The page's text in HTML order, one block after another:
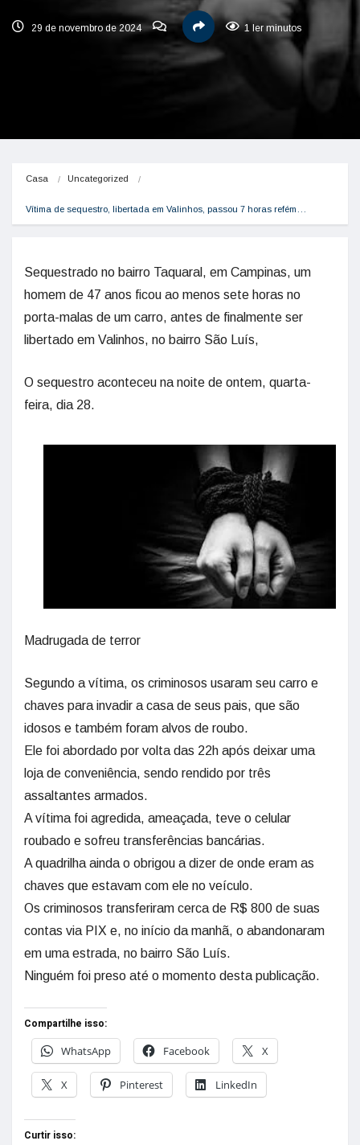
29 de novembro de 2024 1 ler minutos
Casa Uncategorized
Vítima de sequestro, libertada em Valinhos, passou 7 horas refém…
Sequestrado no bairro Taquaral, em Campinas, um
homem de 47 anos ficou ao menos sete horas no
porta-malas de um carro, antes de finalmente ser
libertado em Valinhos, no bairro São Luís,
O sequestro aconteceu na noite de ontem, quarta-
feira, dia 28.
Madrugada de terror
Segundo a vítima, os criminosos usaram seu carro e
chaves para invadir a casa de seus pais, que são
idosos e também foram alvos de roubo.
Ele foi abordado por volta das 22h após deixar uma
loja de conveniência, sendo rendido por três
assaltantes armados.
A vítima foi agredida, ameaçada, teve o celular
roubado e sofreu transferências bancárias.
A quadrilha ainda o obrigou a dizer de onde eram as
chaves que estavam com ele no veículo.
Os criminosos transferiram cerca de R$ 800 de suas
contas via PIX e, no início da manhã, o abandonaram
em uma estrada, no bairro São Luís.
Ninguém foi preso até o momento desta publicação.
Compartilhe isso:
WhatsApp
Facebook X
X Pinterest LinkedIn
Curtir isso: